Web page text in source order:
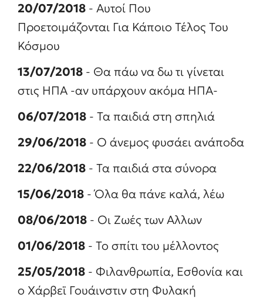
20/07/2018 - Αυτοί Που
Προετοιμάζονται Για Κάποιο Τέλος Του
Κόσμου
13/07/2018 - Θα πάω να δω τι γίνεται
στις ΗΠΑ -αν υπάρχουν ακόμα ΗΠΑ-
06/07/2018 - Τα παιδιά στη σπηλιά
29/06/2018 - Ο άνεμος φυσάει ανάποδα
22/06/2018 - Τα παιδιά στα σύνορα
15/06/2018 - Όλα θα πάνε καλά, λέω
08/06/2018 - Οι Ζωές των Αλλων
01/06/2018 - Το σπίτι του μέλλοντος
25/05/2018 - Φιλανθρωπία, Εσθονία και
ο Χάρβεϊ Γουάινστιν στη Φυλακή